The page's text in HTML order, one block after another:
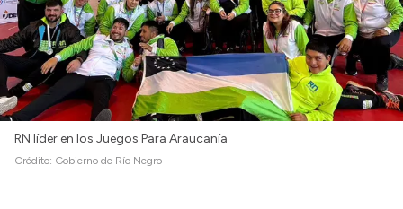
RN líder en los Juegos Para Araucanía
Crédito: Gobierno de Río Negro